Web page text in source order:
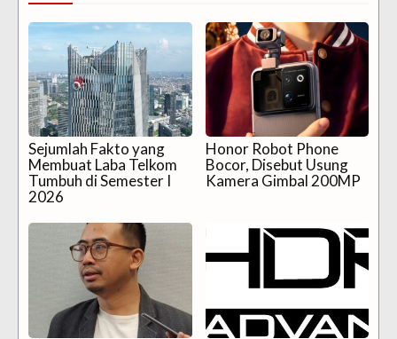
Sejumlah Fakto yang
Membuat Laba Telkom
Tumbuh di Semester I
2026
Honor Robot Phone
Bocor, Disebut Usung
Kamera Gimbal 200MP